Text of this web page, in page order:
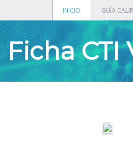
INICIO GUÍA
Ficha CTI